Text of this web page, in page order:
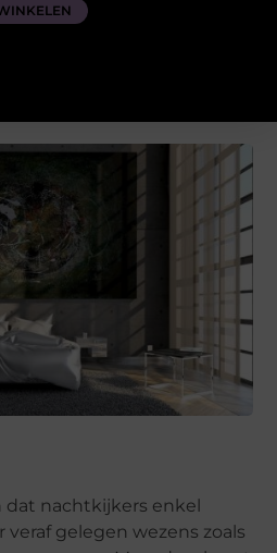
nachtkijkers enkel
gelegen wezens zoals